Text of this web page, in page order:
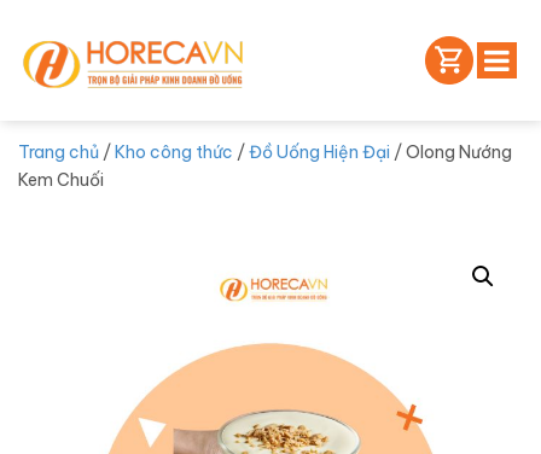
Trang chủ /Kho công thức /Đồ Uống Hiện Đại / Olong Nướng
Kem Chuối